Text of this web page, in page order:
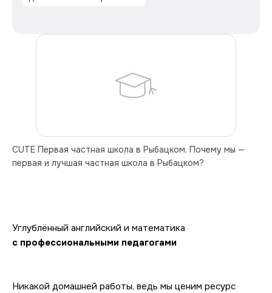
CUTE Первая частная школа в Рыбацком. Почему мы —
первая и лучшая частная школа в Рыбацком?
с профессиональными педагогами
Никакой домашней работы, ведь мы ценим ресурс